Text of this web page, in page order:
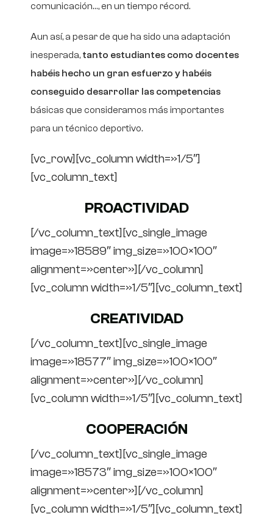
comunicación…, en un tiempo récord.
Aun así, a pesar de que ha sido una adaptación
inesperada, tanto estudiantes como docentes
habéis hecho un gran esfuerzo y habéis
conseguido desarrollar las competencias
básicas que consideramos más importantes
para un técnico deportivo.
[vc_row][vc_column width=»1/5″]
[vc_column_text]
PROACTIVIDAD
[/vc_column_text][vc_single_image
image=»18589″ img_size=»100×100″
alignment=»center»][/vc_column]
[vc_column width=»1/5″][vc_column_text]
CREATIVIDAD
[/vc_column_text][vc_single_image
image=»18577″ img_size=»100×100″
alignment=»center»][/vc_column]
[vc_column width=»1/5″][vc_column_text]
COOPERACIÓN
[/vc_column_text][vc_single_image
image=»18573″ img_size=»100×100″
alignment=»center»][/vc_column]
[vc_column width=»1/5″][vc_column_text]